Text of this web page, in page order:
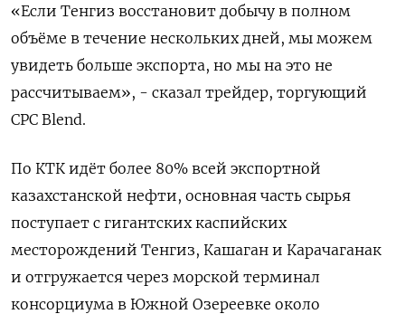
«Если Тенгиз восстановит добычу ‍в полном
объёме в течение нескольких ‍дней, мы можем
увидеть больше экспорта, но мы на это не
рассчитываем», - сказал трейдер, торгующий
CPC Blend.
По КТК идёт ‍более 80% всей экспортной
казахстанской нефти, основная часть сырья
поступает с гигантских каспийских
месторождений Тенгиз, Кашаган и Карачаганак
и отгружается через морской терминал
консорциума в Южной Озереевке около